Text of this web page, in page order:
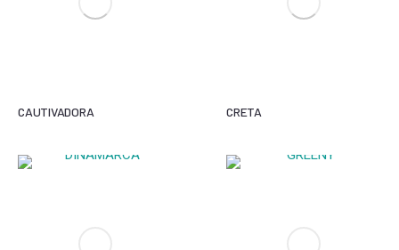
CAUTIVADORA CRETA